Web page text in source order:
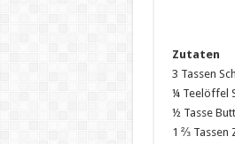
Zutaten
3 Tassen
¼ Teelöffel
½ Tasse
1 ⅔ Tassen